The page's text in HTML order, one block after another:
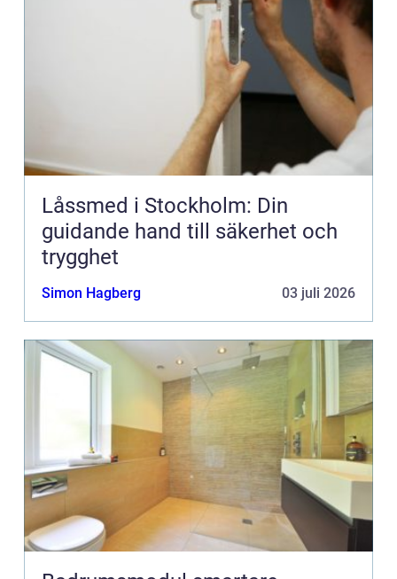
Låssmed i Stockholm: Din
guidande hand till säkerhet och
trygghet
Simon Hagberg 03 juli 2026